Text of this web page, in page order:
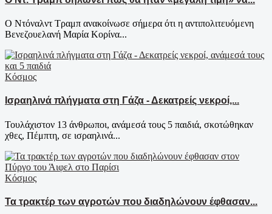
Ο Ντόναλντ Τραμπ ανακοίνωσε σήμερα ότι η αντιπολιτευόμενη
Βενεζουελανή Μαρία Κορίνα...
Κόσμος
Ισραηλινά πλήγματα στη Γάζα - Δεκατρείς νεκροί,...
Τουλάχιστον 13 άνθρωποι, ανάμεσά τους 5 παιδιά, σκοτώθηκαν
χθες, Πέμπτη, σε ισραηλινά...
Κόσμος
Τα τρακτέρ των αγροτών που διαδηλώνουν έφθασαν...